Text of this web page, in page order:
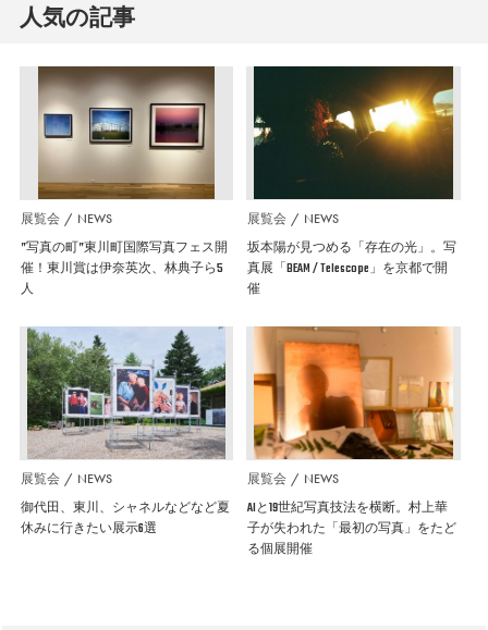
人気の記事
展覧会 NEWS
”写真の町”東川町国際写真フェス開
催！東川賞は伊奈英次、林典子ら5
人
展覧会 NEWS
坂本陽が見つめる「存在の光」。写
真展「BEAM / Telescope」を京都で開
催
展覧会 NEWS
御代田、東川、シャネルなどなど夏
休みに行きたい展示6選
展覧会 NEWS
AIと19世紀写真技法を横断。村上華
子が失われた「最初の写真」をたど
る個展開催